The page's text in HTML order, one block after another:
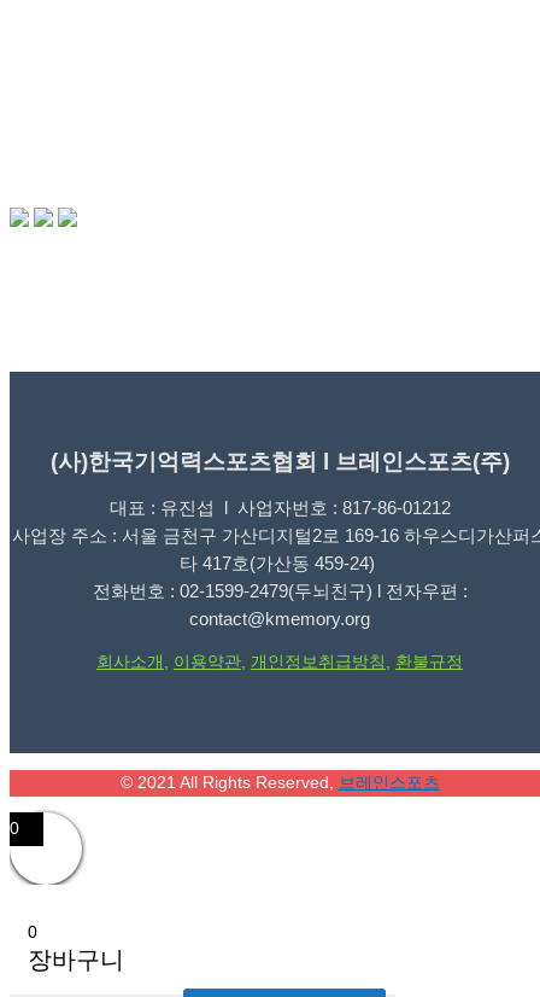
(사)한국기억력스포츠협회 l 브레인스포츠(주)
대표 : 유진섭 l 사업자번호 : 817-86-01212
사업장 주소 : 서울 금천구 가산디지털2로 169-16 하우스디가산퍼
타 417호(가산동 459-24)
전화번호 : 02-1599-2479(두뇌친구) l 전자우편 :
contact@kmemory.org
회사소개 , 이용약관, 개인정보취급방침 , 환불규정
© 2021 All Rights Reserved, 브레인스포츠
0
0
장바구니